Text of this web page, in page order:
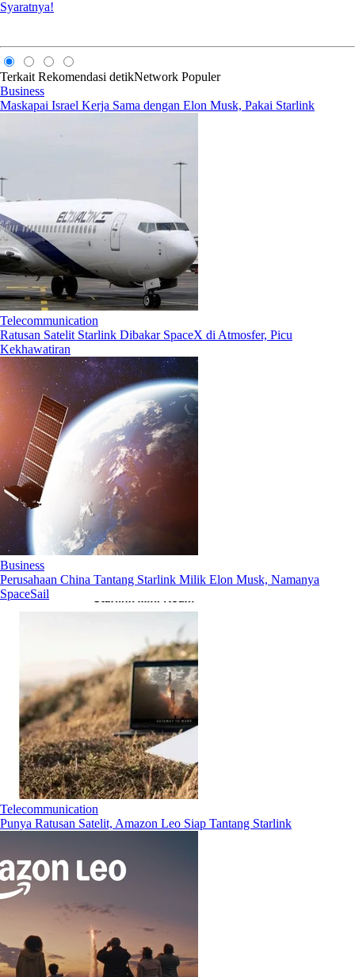
Syaratnya!
Terkait Rekomendasi detikNetwork Populer
Business
Maskapai Israel Kerja Sama dengan Elon Musk, Pakai Starlink
Telecommunication
Ratusan Satelit Starlink Dibakar SpaceX di Atmosfer, Picu
Kekhawatiran
Business
Perusahaan China Tantang Starlink Milik Elon Musk, Namanya
SpaceSail
Telecommunication
Punya Ratusan Satelit, Amazon Leo Siap Tantang Starlink